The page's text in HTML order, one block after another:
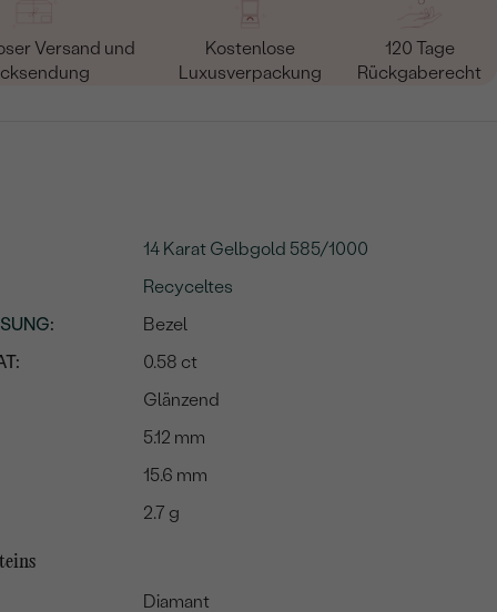
Versand und
Kostenlose
Luxusverpackung
120 Tage
Rückgaberecht
14 Karat Gelbgold 585/1000
Recyceltes
:
Bezel
0.58 ct
Glänzend
5.12 mm
15.6 mm
2.7 g
Diamant